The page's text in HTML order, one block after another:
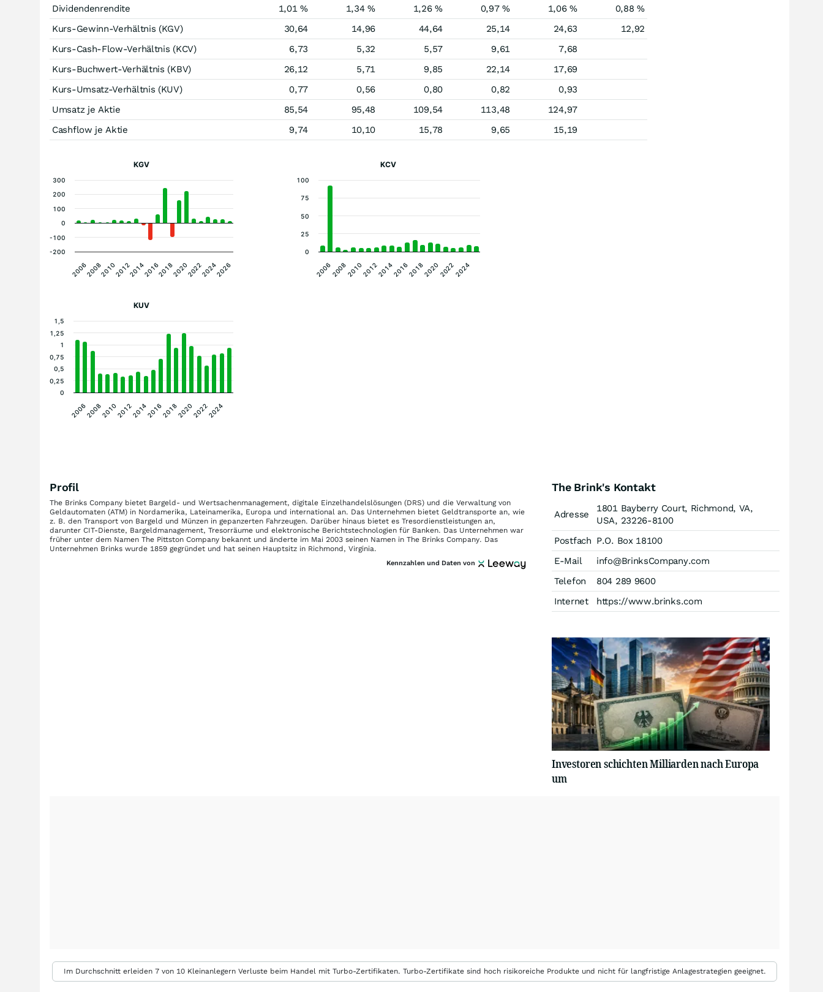
Dividendenrendite 1,01 % 1,34 % 1,26 % 0,97 % 1,06 %
0,88 %
Kurs-Gewinn-Verhältnis (KGV)
30,64 14,96 44,64 25,14 24,63
12,92
Kurs-Cash-Flow-Verhältnis (KCV)
6,73 5,32 5,57 9,61
7,68
Kurs-Buchwert-Verhältnis (KBV)
26,12 5,71 9,85 22,14
17,69
Kurs-Umsatz-Verhältnis (KUV)
0,77 0,56 0,80 0,82
0,93
Umsatz je Aktie
85,54 95,48 109,54 113,48
124,97
Cashflow je Aktie
9,74 10,10 15,78 9,65 15,19
KGV
2010 2016 2022
20062008 20122014 20182020 20242026
-200
-100
0
100
200
300
KCV
2006200820102012201420162018202020222024
0
100
25
50
75
KUV
2006200820102012201420162018202020222024
0
0,25
0,5
0,75
1
1,25
1,5
Profil
The Brinks Company bietet Bargeld- und Wertsachenmanagement, digitale Einzelhandelslösungen (DRS) und die Verwaltung von
Geldautomaten (ATM) in Nordamerika, Lateinamerika, Europa und international an. Das Unternehmen bietet Geldtransporte an, wie
z. B. den Transport von Bargeld und Münzen in gepanzerten Fahrzeugen. Darüber hinaus bietet es Tresordienstleistungen an,
darunter CIT-Dienste, Bargeldmanagement, Tresorräume und elektronische Berichtstechnologien für Banken. Das Unternehmen war
früher unter dem Namen The Pittston Company bekannt und änderte im Mai 2003 seinen Namen in The Brinks Company. Das
Unternehmen Brinks wurde 1859 gegründet und hat seinen Hauptsitz in Richmond, Virginia.
Kennzahlen und Daten von
The Brink's Kontakt
Adresse
1801 Bayberry Court, Richmond, VA,
USA, 23226-8100
Postfach P.O. Box 18100
E-Mail
info@BrinksCompany.com
Telefon
804 289 9600
Internet
https://www.brinks.com
Investoren schichten Milliarden nach Europa
um
Im Durchschnitt erleiden 7 von 10 Kleinanlegern Verluste beim Handel mit Turbo-Zertifikaten. Turbo-Zertifikate sind hoch risikoreiche Produkte und nicht für langfristige Anlagestrategien geeignet.